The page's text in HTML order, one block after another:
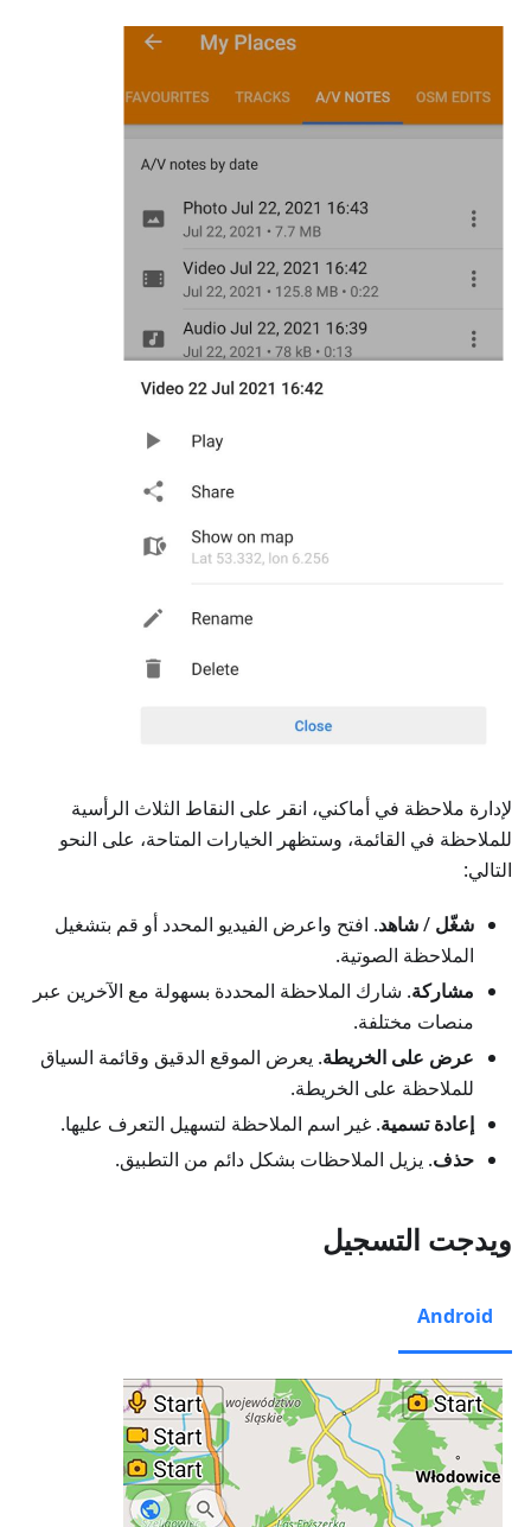
لإدارة ملاحظة في أماكني، انقر على النقاط الثلاث الرأسية
للملاحظة في القائمة، وستظهر الخيارات المتاحة، على النحو
التالي:
شغّل /شاهد. افتح واعرض الفيديو المحدد أو قم بتشغيل
الملاحظة الصوتية.
مشاركة. شارك الملاحظة المحددة بسهولة مع الآخرين عبر
منصات مختلفة.
عرض على الخريطة. يعرض الموقع الدقيق وقائمة السياق
للملاحظة على الخريطة.
إعادة تسمية. غير اسم الملاحظة لتسهيل التعرف عليها.
حذف. يزيل الملاحظات بشكل دائم من التطبيق.
ويدجت التسجيل
Android